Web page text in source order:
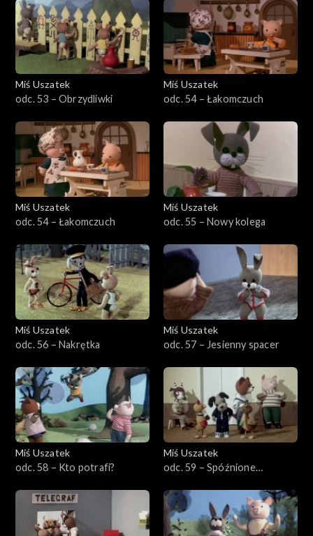
Miś Uszatek
odc. 53 – Obrzydliwki
Miś Uszatek
odc. 54 – Łakomczuch
Miś Uszatek
odc. 54 – Łakomczuch
Miś Uszatek
odc. 55 – Nowy kolega
Miś Uszatek
odc. 56 – Nakrętka
Miś Uszatek
odc. 57 – Jesienny spacer
Miś Uszatek
odc. 58 – Kto potrafi?
Miś Uszatek
odc. 59 – Spóźnione